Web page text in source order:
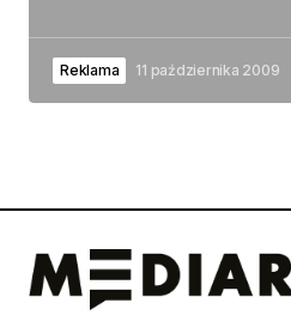
Reklama 11 października 2009